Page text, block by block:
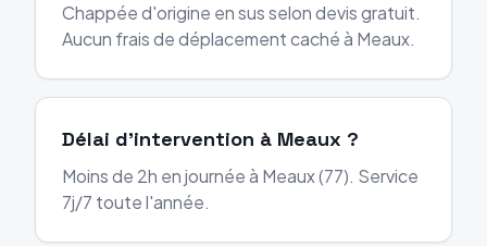
Chappée d'origine en sus selon devis gratuit.
Aucun frais de déplacement caché à Meaux.
Délai d'intervention à Meaux ?
Moins de 2h en journée à Meaux (77). Service
7j/7 toute l'année.